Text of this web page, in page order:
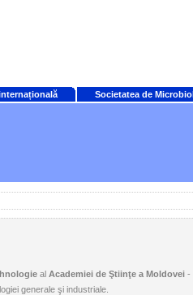
Societatea de
al Academiei de Ştiinţe a Moldovei -
generale şi industriale.